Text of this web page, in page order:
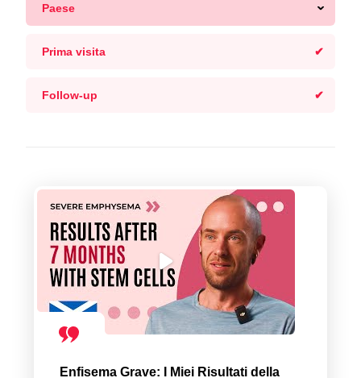
Paese
Prima visita
Follow-up
Enfisema Grave: I Miei Risultati della